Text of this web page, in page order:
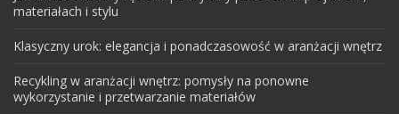
materiałach i stylu
Klasyczny urok: elegancja i ponadczasowość w aranżacji wnętrz
Recykling w aranżacji wnętrz: pomysły na ponowne
wykorzystanie i przetwarzanie materiałów